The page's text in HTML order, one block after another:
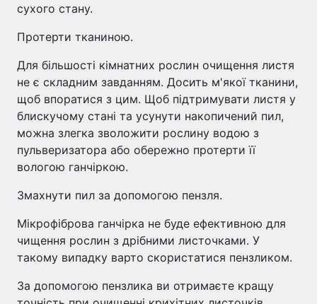
сухого стану.
Протерти тканиною.
Для більшості кімнатних рослин очищення листя
не є складним завданням. Досить м'якої тканини,
щоб впоратися з цим. Щоб підтримувати листя у
блискучому стані та усунути накопичений пил,
можна злегка зволожити рослину водою з
пульверизатора або обережно протерти її
вологою ганчіркою.
Змахнути пил за допомогою пензля.
Мікрофіброва ганчірка не буде ефективною для
чищення рослин з дрібними листочками. У
такому випадку варто скористатися пензликом.
За допомогою пензлика ви отримаєте кращу